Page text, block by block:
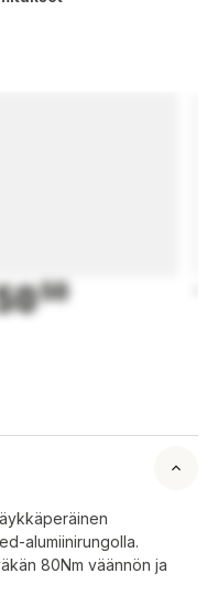
50
alumiinirungolla.
80Nm väännön ja